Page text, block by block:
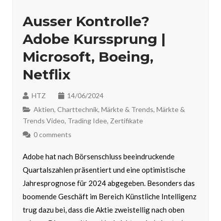
Ausser Kontrolle?
Adobe Kurssprung |
Microsoft, Boeing,
Netflix
HTZ
14/06/2024
Aktien, Charttechnik, Märkte & Trends, Märkte &
Trends Video, Trading Idee, Zertifikate
0 comments
Adobe hat nach Börsenschluss beeindruckende
Quartalszahlen präsentiert und eine optimistische
Jahresprognose für 2024 abgegeben. Besonders das
boomende Geschäft im Bereich Künstliche Intelligenz
trug dazu bei, dass die Aktie zweistellig nach oben